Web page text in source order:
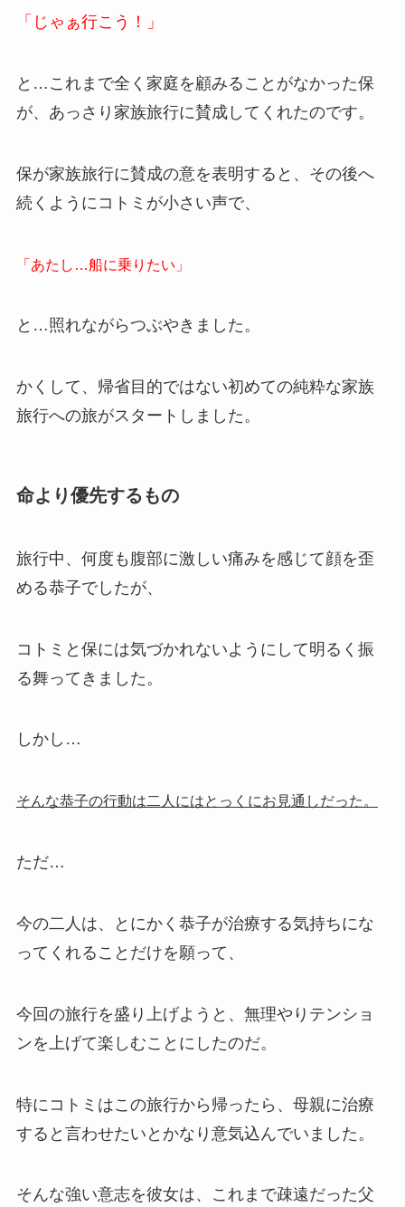
「じゃぁ行こう！」
と…これまで全く家庭を顧みることがなかった保
が、あっさり家族旅行に賛成してくれたのです。
保が家族旅行に賛成の意を表明すると、その後へ
続くようにコトミが小さい声で、
「あたし…船に乗りたい」
と…照れながらつぶやきました。
かくして、帰省目的ではない初めての純粋な家族
旅行への旅がスタートしました。
命より優先するもの
旅行中、何度も腹部に激しい痛みを感じて顔を歪
める恭子でしたが、
コトミと保には気づかれないようにして明るく振
る舞ってきました。
しかし…
そんな恭子の行動は二人にはとっくにお見通しだった。
ただ…
今の二人は、とにかく恭子が治療する気持ちにな
ってくれることだけを願って、
今回の旅行を盛り上げようと、無理やりテンショ
ンを上げて楽しむことにしたのだ。
特にコトミはこの旅行から帰ったら、母親に治療
すると言わせたいとかなり意気込んでいました。
そんな強い意志を彼女は、これまで疎遠だった父